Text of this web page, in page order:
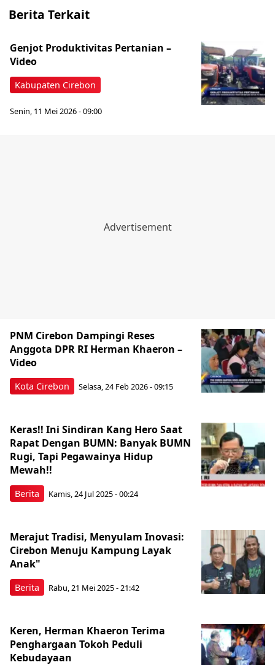
Berita Terkait
Kabupaten Cirebon
Genjot Produktivitas Pertanian –
Video
Senin, 11 Mei 2026 - 09:00
Kota Cirebon
PNM Cirebon Dampingi Reses
Anggota DPR RI Herman Khaeron –
Video
Selasa, 24 Feb 2026 - 09:15
Berita
Keras!! Ini Sindiran Kang Hero Saat
Rapat Dengan BUMN: Banyak BUMN
Rugi, Tapi Pegawainya Hidup
Mewah!!
Kamis, 24 Jul 2025 - 00:24
Berita
Merajut Tradisi, Menyulam Inovasi:
Cirebon Menuju Kampung Layak
Anak"
Rabu, 21 Mei 2025 - 21:42
Keren, Herman Khaeron Terima
Penghargaan Tokoh Peduli
Kebudayaan